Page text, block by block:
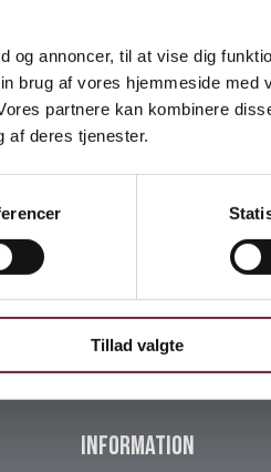
og annoncer, til at vise dig
brug af vores hjemmeside med
partnere kan kombinere
af deres tjenester.
Tillad valgte
for alt har du brug for ordentligt bestik,
vand og sæbe, også før første brug.
Information